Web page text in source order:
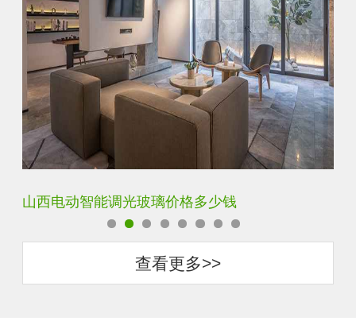
智能调光玻璃用多厚的玻璃好
查看更多>>